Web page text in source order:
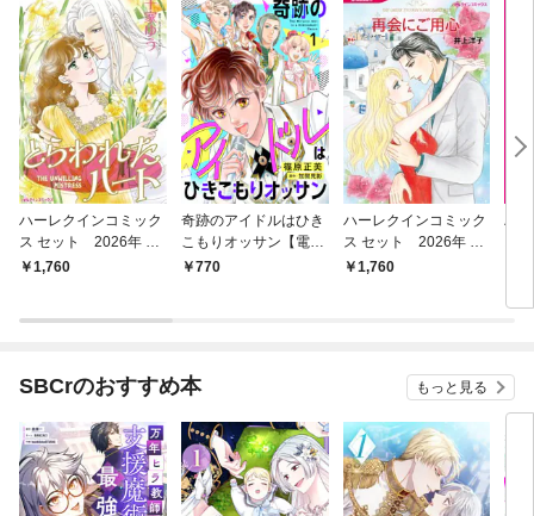
ハーレクインコミック
ス セット 2026年 vo
l.1056
1,760
奇跡のアイドルはひき
こもりオッサン【電子
単行本・限定特典付】
770
ハーレクインコミック
ス セット 2026年 vo
l.900
1,760
ハ
SBCrのおすすめ本 もっと見る